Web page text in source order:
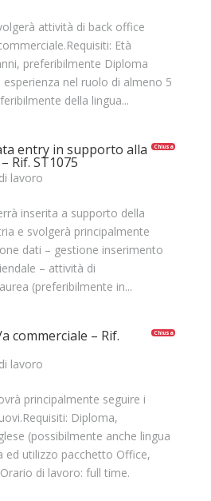
attività di back office
Età
preferibilmente Diploma
nel ruolo di almeno 5
della lingua...
Chiusa
entry in supporto alla
Rif. ST1075
lavoro
inserita a supporto della
e svolgerà principalmente
dati – gestione inserimento
– attività di
(preferibilmente in...
Chiusa
commerciale – Rif.
lavoro
principalmente seguire i
Diploma,
(possibilmente anche lingua
ed utilizzo pacchetto Office,
di lavoro: full time.